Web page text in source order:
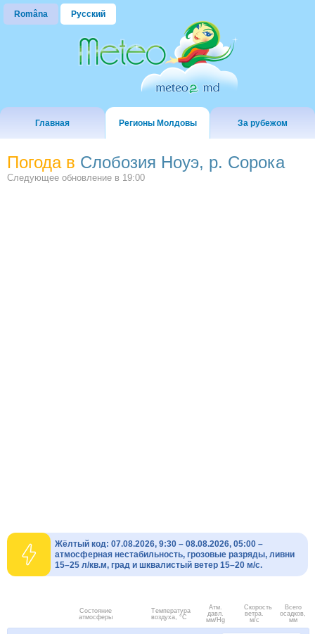
Româna Русский
Главная Регионы Молдовы За рубежом
Погода в Слобозия Ноуэ, р. Сорока
Следующее обновление в 19:00
Жёлтый код: 07.08.2026, 9:30 – 08.08.2026, 05:00 –
атмосферная нестабильность, грозовые разряды, ливни
15–25 л/кв.м, град и шквалистый ветер 15–20 м/с.
Состояние
атмосферы
Температура
воздуха, °C
Атм.
давл.
мм/Hg
Скорость
ветра.
м/с
Всего
осадков,
мм